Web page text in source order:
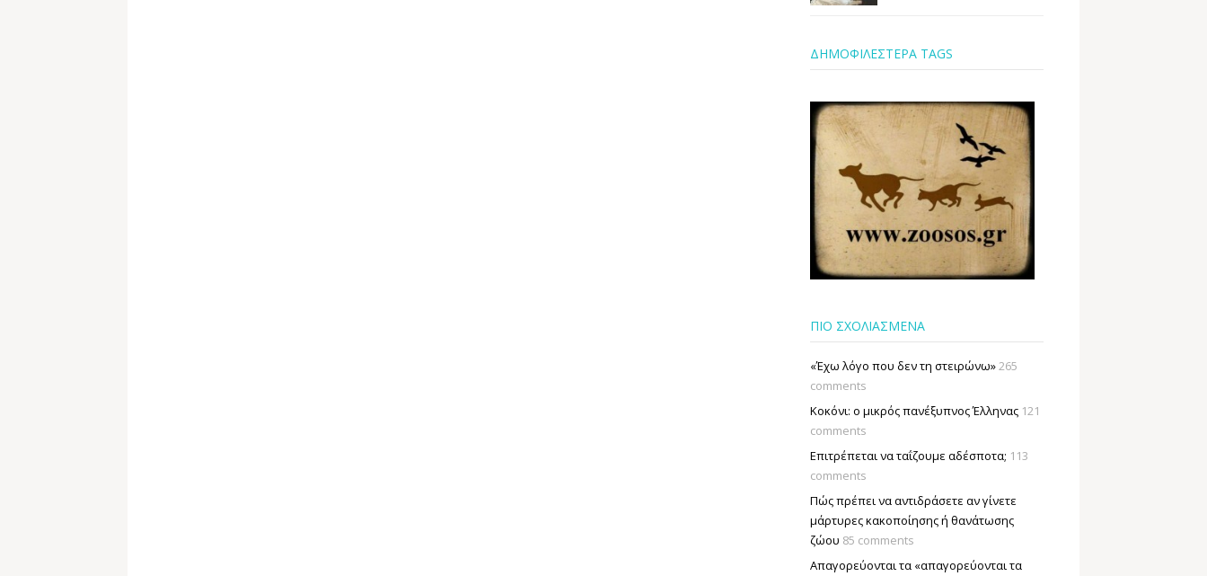
ΔΗΜΟΦΙΛΕΣΤΕΡΑ TAGS
ΠΙΟ ΣΧΟΛΙΑΣΜΕΝΑ
«Έχω λόγο που δεν τη στειρώνω»265
comments
Κοκόνι: ο μικρός πανέξυπνος Έλληνας 121
comments
Επιτρέπεται να ταΐζουµε αδέσποτα; 113
comments
Πώς πρέπει να αντιδράσετε αν γίνετε
μάρτυρες κακοποίησης ή θανάτωσης
ζώου 85 comments
Απαγορεύονται τα «απαγορεύονται τα